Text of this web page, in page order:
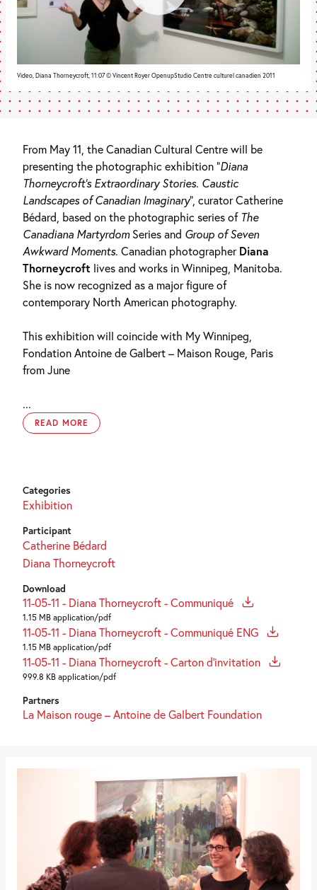
Video, Diana Thorneycroft, 11:07 © Vincent Royer OpenupStudio Centre culturel canadien 2011
From May 11, the Canadian Cultural Centre will be
presenting the photographic exhibition “Diana
Thorneycroft’s Extraordinary Stories. Caustic
Landscapes of Canadian Imaginary”, curator Catherine
Bédard, based on the photographic series of The
Canadiana MartyrdomSeries and Group of Seven
Awkward Moments. Canadian photographerDiana
Thorneycroft lives and works in Winnipeg, Manitoba.
She is now recognized as a major figure of
contemporary North American photography.
This exhibition will coincide with My Winnipeg,
Fondation Antoine de Galbert – Maison Rouge, Paris
from June
...
READ MORE
Categories
Exhibition
Participant
Catherine Bédard
Diana Thorneycroft
Download
11-05-11 - Diana Thorneycroft - Communiqué
1.15 MB application/pdf
11-05-11 - Diana Thorneycroft - Communiqué ENG
1.15 MB application/pdf
11-05-11 - Diana Thorneycroft - Carton d'invitation
999.8 KB application/pdf
Partners
La Maison rouge – Antoine de Galbert Foundation